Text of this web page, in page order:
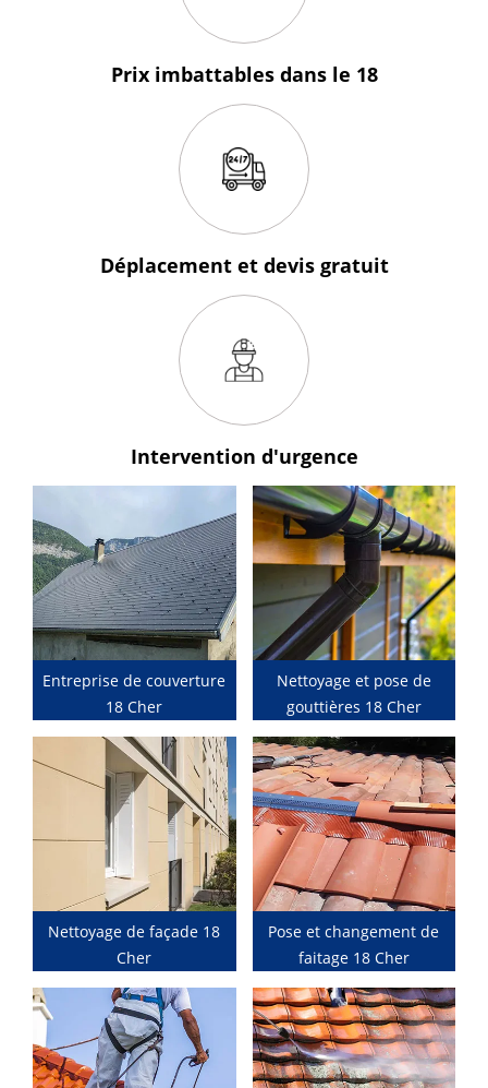
Prix imbattables dans le 18
Déplacement et devis gratuit
Intervention d'urgence
Entreprise de couverture
18 Cher
Nettoyage et pose de
gouttières 18 Cher
Nettoyage de façade 18
Cher
Pose et changement de
faitage 18 Cher